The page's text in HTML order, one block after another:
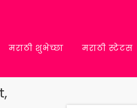
मराठी शुभेच्छा मराठी स्टेटस